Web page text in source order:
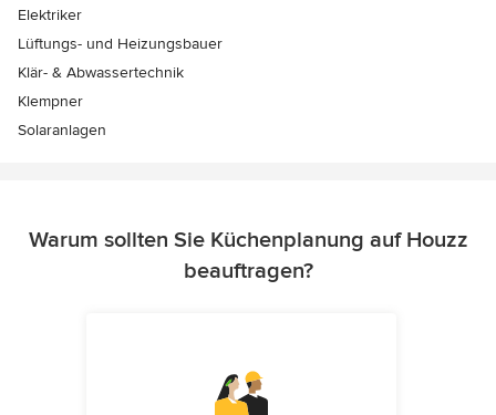
Elektriker
Lüftungs- und Heizungsbauer
Klär- & Abwassertechnik
Klempner
Solaranlagen
Warum sollten Sie Küchenplanung auf Houzz
beauftragen?